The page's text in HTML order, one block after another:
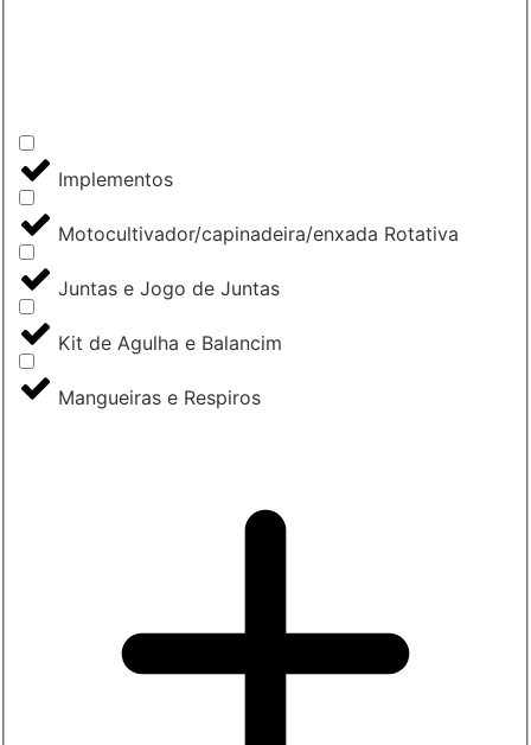
Implementos
Motocultivador/capinadeira/enxada Rotativa
Juntas e Jogo de Juntas
Kit de Agulha e Balancim
Mangueiras e Respiros